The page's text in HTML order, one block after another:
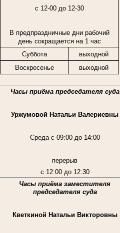
с 12-00 до 12-30
В предпраздничные дни рабочий
день сокращается на 1 час
Суббота
выходной
Воскресенье
выходной
Часы приёма председателя суда
Уржумовой Натальи Валериевны
Среда с 09:00 до 14:00
перерыв
с 12:00 до 12:30
Часы приёма заместителя
председателя суда
Кветкиной Натальи Викторовны